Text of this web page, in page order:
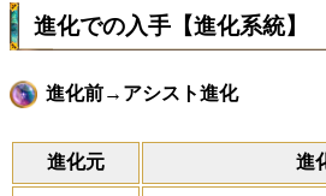
進化での入手【進化系統】
進化前→アシスト進化
進化元 進